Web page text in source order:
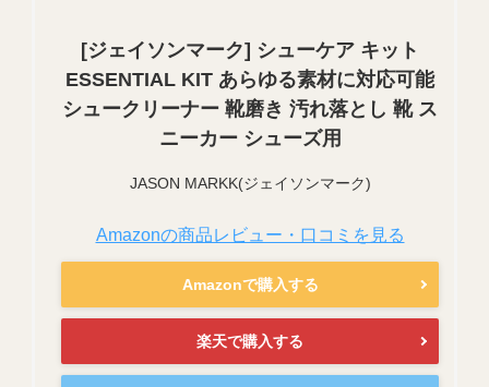
[ジェイソンマーク] シューケア キット
ESSENTIAL KIT あらゆる素材に対応可能
シュークリーナー 靴磨き 汚れ落とし 靴 ス
ニーカー シューズ用
JASON MARKK(ジェイソンマーク)
Amazonの商品レビュー・口コミを見る
Amazonで購入する
楽天で購入する